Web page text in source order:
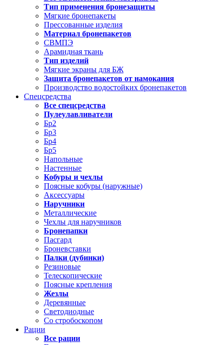
Тип применения бронезащиты
Мягкие бронепакеты
Прессованные изделия
Материал бронепакетов
СВМПЭ
Арамидная ткань
Тип изделий
Мягкие экраны для БЖ
Защита бронепакетов от намокания
Производство водостойких бронепакетов
Спецсредства
Все спецсредства
Пулеулавливатели
Бр2
Бр3
Бр4
Бр5
Напольные
Настенные
Кобуры и чехлы
Поясные кобуры (наружные)
Аксессуары
Наручники
Металлические
Чехлы для наручников
Бронепапки
Пасгард
Броневставки
Палки (дубинки)
Резиновые
Телескопические
Поясные крепления
Жезлы
Деревянные
Светодиодные
Со стробоскопом
Рации
Все рации